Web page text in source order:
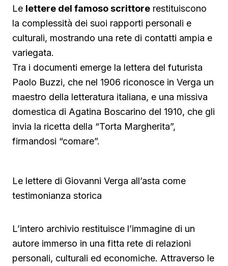
Le lettere del famoso scrittore restituiscono
la complessità dei suoi rapporti personali e
culturali, mostrando una rete di contatti ampia e
variegata.
Tra i documenti emerge la lettera del futurista
Paolo Buzzi, che nel 1906 riconosce in Verga un
maestro della letteratura italiana, e una missiva
domestica di Agatina Boscarino del 1910, che gli
invia la ricetta della “Torta Margherita”,
firmandosi “comare”.
Le lettere di Giovanni Verga all’asta come
testimonianza storica
L’intero archivio restituisce l’immagine di un
autore immerso in una fitta rete di relazioni
personali, culturali ed economiche. Attraverso le